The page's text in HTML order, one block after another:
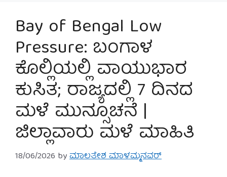
Bay of Bengal Low
Pressure: ಬಂಗಾಳ
ಕೊಲ್ಲಿಯಲ್ಲಿ ವಾಯುಭಾರ
ಕುಸಿತ; ರಾಜ್ಯದಲ್ಲಿ 7 ದಿನದ
ಮಳೆ ಮುನ್ಸೂಚನೆ |
ಜಿಲ್ಲಾವಾರು ಮಳೆ ಮಾಹಿತಿ
18/06/2026 byಮಾಲತೇಶ ಮಾಳಮ್ಮನವರ್